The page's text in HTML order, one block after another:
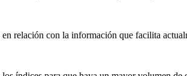
relación con la información que facilita